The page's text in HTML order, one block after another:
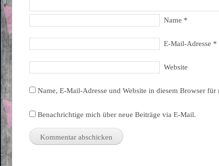
Name *
E-Mail-Adresse *
Website
Name, E-Mail-Adresse und Website in diesem Browser
Benachrichtige mich über neue Beiträge via E-Mail.